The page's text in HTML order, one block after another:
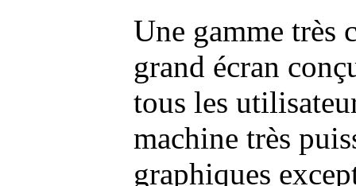
Une gamme très
grand écran
tous les
machine très
graphiques